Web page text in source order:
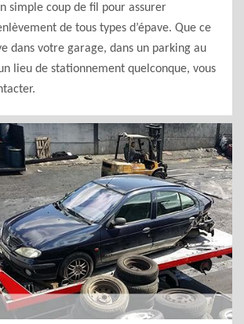
simple coup de fil pour assurer
de tous types d’épave. Que ce
dans votre garage, dans un parking au
lieu de stationnement quelconque, vous